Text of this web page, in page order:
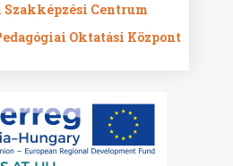
Centrum
Oktatási Központ